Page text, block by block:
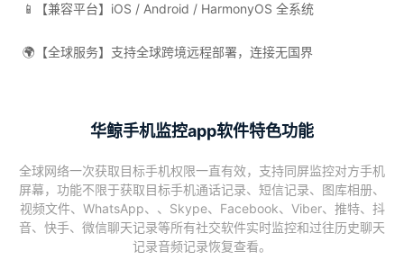
📱【兼容平台】iOS / Android / HarmonyOS 全系统
🌍【全球服务】支持全球跨境远程部署，连接无国界
华鲸手机监控app软件特色功能
全球网络一次获取目标手机权限一直有效，支持同屏监控对方手机
屏幕，功能不限于获取目标手机通话记录、短信记录、图库相册、
视频文件、WhatsApp、、Skype、Facebook、Viber、推特、抖
音、快手、微信聊天记录等所有社交软件实时监控和过往历史聊天
记录音频记录恢复查看。